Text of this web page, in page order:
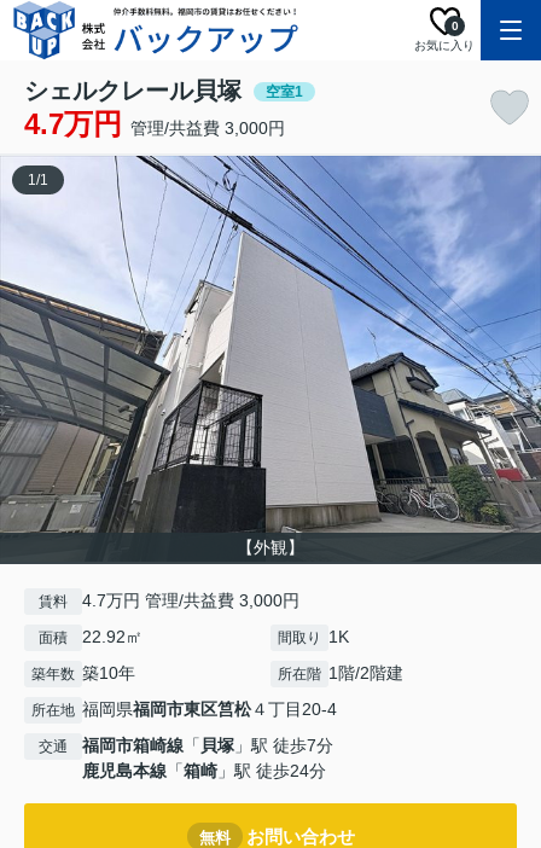
お気に入り
0
シェルクレール貝塚 空室1
4.7万円 管理/共益費 3,000円
【外観】
1/1
賃料 4.7万円 管理/共益費 3,000円
面積 22.92㎡ 間取り 1K
築年数 築10年 所在階 1階/2階建
所在地 福岡県福岡市東区筥松４丁目20-4
交通 福岡市箱崎線 「 貝塚 」駅 徒歩7分
鹿児島本線 「箱崎 」駅 徒歩24分
無料 お問い合わせ